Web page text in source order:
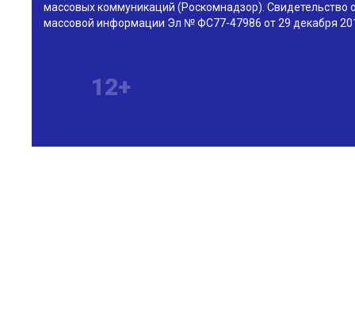
массовых коммуникаций (Роскомнадзор). Свидетельство
массовой информации Эл № ФС77-47986 от 29 декабря
12+